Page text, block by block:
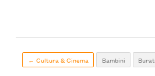
← Cultura & Cinema Bambini